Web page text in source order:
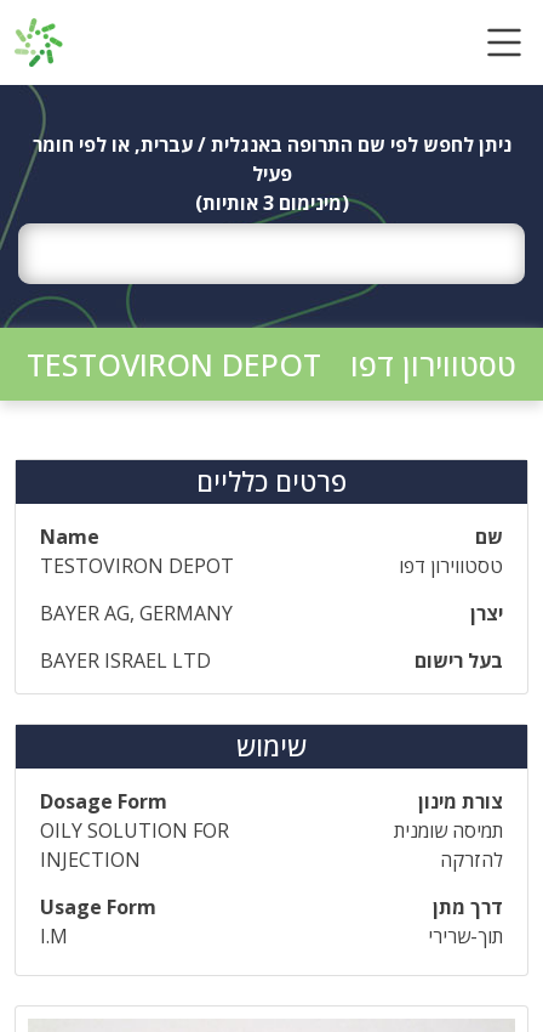
ניתן לחפש לפי שם התרופה באנגלית / עברית, או לפי חומר
פעיל
(מינימום 3 אותיות)
טסטווירון דפו TESTOVIRON DEPOT
פרטים כלליים
שם
Name
טסטווירון דפו
TESTOVIRON DEPOT
יצרן
BAYER AG, GERMANY
בעל רישום
BAYER ISRAEL LTD
שימוש
צורת מינון
Dosage Form
תמיסה שומנית
להזרקה
OILY SOLUTION FOR
INJECTION
דרך מתן
Usage Form
תוך-שרירי
I.M